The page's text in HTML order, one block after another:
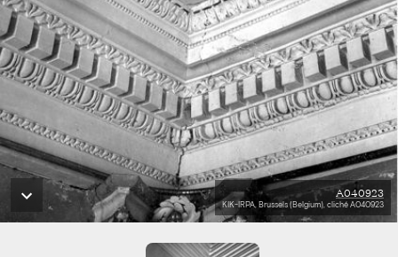
A040923
KIK-IRPA, Brussels (Belgium), cliché A040923